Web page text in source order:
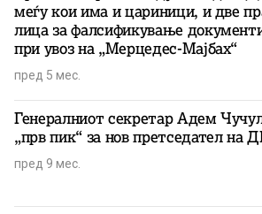
меѓу кои има и цариници, и две
лица за фалсификување
при увоз на „Мерцедес-Мајбах“
пред 5 мес.
Генералниот секретар Адем
„прв пик“ за нов претседател на
пред 9 мес.